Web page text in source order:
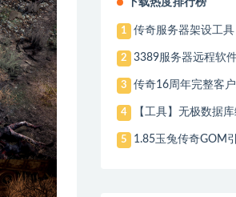
下载热度排行榜
1 传奇服务器架设工具
2 3389服务器远程软
3 传奇16周年完整客
4 【工具】无极数据
5 1.85玉兔传奇GOM